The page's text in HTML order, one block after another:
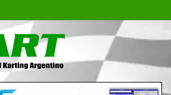
| La Revista